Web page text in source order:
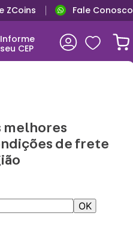
ZCoins Fale Conosco
Informe
seu CEP
melhores
de frete
OK
e
compra.
Copiar